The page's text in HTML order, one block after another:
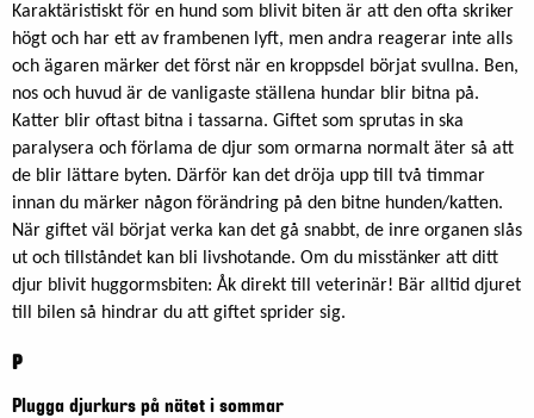
Karaktäristiskt för en hund som blivit biten är att den ofta skriker
högt och har ett av frambenen lyft, men andra reagerar inte alls
och ägaren märker det först när en kroppsdel börjat svullna. Ben,
nos och huvud är de vanligaste ställena hundar blir bitna på.
Katter blir oftast bitna i tassarna. Giftet som sprutas in ska
paralysera och förlama de djur som ormarna normalt äter så att
de blir lättare byten. Därför kan det dröja upp till två timmar
innan du märker någon förändring på den bitne hunden/katten.
När giftet väl börjat verka kan det gå snabbt, de inre organen slås
ut och tillståndet kan bli livshotande. Om du misstänker att ditt
djur blivit huggormsbiten: Åk direkt till veterinär! Bär alltid djuret
till bilen så hindrar du att giftet sprider sig.
P
Plugga djurkurs på nätet i sommar